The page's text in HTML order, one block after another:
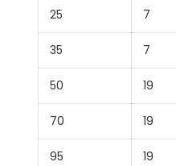
25 7
35 7
50 19
70 19
95 19